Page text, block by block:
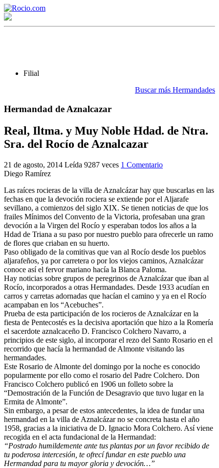
Filial
Buscar más Hermandades
Hermandad de Aznalcazar
Real, Iltma. y Muy Noble Hdad. de Ntra.
Sra. del Rocío de Aznalcazar
21 de agosto, 2014 Leída 9287 veces 1 Comentario
Diego Ramírez
Las raíces rocieras de la villa de Aznalcázar hay que buscarlas en las
fechas en que la devoción rociera se extiende por el Aljarafe
sevillano, a comienzos del siglo XIX. Se tienen noticias de que los
frailes Mínimos del Convento de la Victoria, profesaban una gran
devoción a la Virgen del Rocío y esperaban todos los años a la
Hdad de Triana a su paso por nuestro pueblo para ofrecerle un ramo
de flores que criaban en su huerto.
Paso obligado de la comitivas que van al Rocío desde los pueblos
aljarafeños, ya por carretera o por los viejos caminos, Aznalcázar
conoce así el fervor mariano hacía la Blanca Paloma.
Hay noticias sobre grupos de peregrinos de Aznalcázar que iban al
Rocío, incorporados a otras Hermandades. Desde 1933 acudían en
carros y carretas adornadas que hacían el camino y ya en el Rocío
acampaban en los “Acebuches”.
Prueba de esta participación de los rocieros de Aznalcázar en la
fiesta de Pentecostés es la decisiva aportación que hizo a la Romería
el sacerdote aznalcaceño D. Francisco Colchero Navarro, a
principios de este siglo, al incorporar el rezo del Santo Rosario en el
recorrido que hacía la hermandad de Almonte visitando las
hermandades.
Este Rosario de Almonte del domingo por la noche es conocido
popularmente por ello como el rosario del Padre Colchero. Don
Francisco Colchero publicó en 1906 un folleto sobre la
“Demostración de la Función de Desagravio que tuvo lugar en la
Ermita de Almonte”.
Sin embargo, a pesar de estos antecedentes, la idea de fundar una
hermandad en la villa de Aznalcázar no se concreta hasta el año
1958, gracias a la iniciativa de D. Ignacio Mora Colchero. Así viene
recogida en el acta fundacional de la Hermandad:
“Postrado humildemente ante tus plantas por un favor recibido de
tu poderosa intercesión, te ofrecí fundar en este pueblo una
Hermandad para tu mayor gloria y devoción…”
¡Bienvenido! Soy el asistente virtual de rocio.com.
¿Cuándo es la romería del Rocío?
¿Cuántas hermandades participan en la romería?
¿Cuándo se construyó la primera ermita?
El traslado cada siete años
¿Cuales son los actos principales que se celebran en el
Rocío?
Quiero hacer el camino,¿que tengo que hacer?
En el Rocío, ¿dónde me alojo?